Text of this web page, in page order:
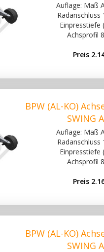
Auflage: Maß
Radanschluss
Einpresstiefe
Achsprofil
Preis
BPW (AL-KO)
SWING
Auflage: Maß
Radanschluss
Einpresstiefe
Achsprofil
Preis
BPW (AL-KO)
SWING